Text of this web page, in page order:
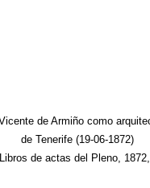
de Armiño como
de Tenerife (19-06-1872)
de actas del Pleno,